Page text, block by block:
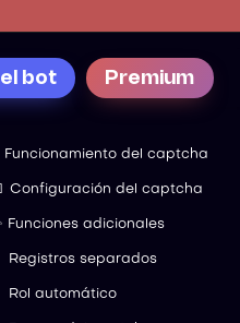
bot Premium
Funcionamiento del captcha
Configuración del captcha
Funciones adicionales
Registros separados
Rol automático